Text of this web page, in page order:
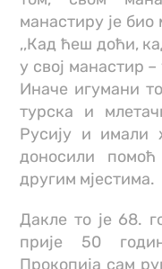
манастиру је био
,,Кад ћеш доћи,
у свој манастир
Иначе игумани
турска и
Русију и имали
доносили
другим мјестима.
Дакле то је 68.
прије 50
Прокопија сам